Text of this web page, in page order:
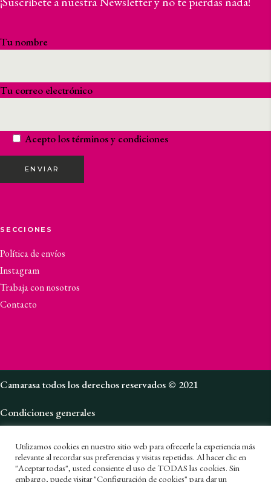
Tu nombre
Tu correo electrónico
Acepto lostérminos y condiciones
ENVIAR
SECCIONES
Política de envíos
Instagram
Trabaja con nosotros
Contacto
Camarasa todos los derechos reservados © 2021
Condiciones generales
Canal de denuncias
Utilizamos cookies en nuestro sitio web para ofrecerle la experiencia más
relevante al recordar sus preferencias y visitas repetidas. Al hacer clic en
"Aceptar todas", usted consiente el uso de TODAS las cookies. Sin
embargo, puede visitar "Configuración de cookies" para dar un